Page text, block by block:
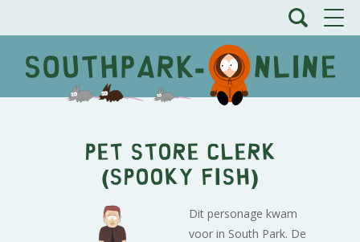
Pet Store Clerk
(Spooky Fish)
Dit personage kwam
voor in South Park. De